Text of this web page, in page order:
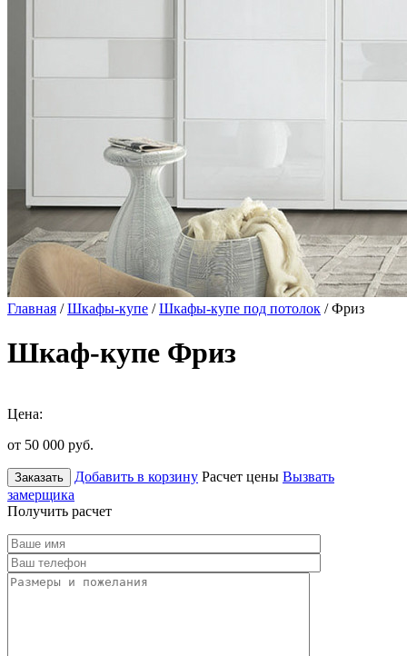
Главная /Шкафы-купе /Шкафы-купе под потолок / Фриз
Шкаф-купе Фриз
Цена:
от 50 000 руб.
Заказать Добавить в корзину Расчет цены Вызвать
замерщика
Получить расчет